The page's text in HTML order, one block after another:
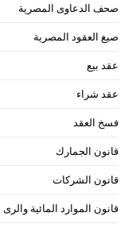
صحف الدعاوى المصرية
صيغ العقود المصرية
عقد بيع
عقد شراء
فسخ العقد
قانون الجمارك
قانون الشركات
قانون الموارد المائية والرى